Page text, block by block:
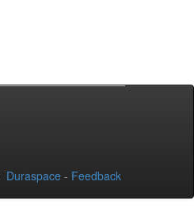
Duraspace - Feedback